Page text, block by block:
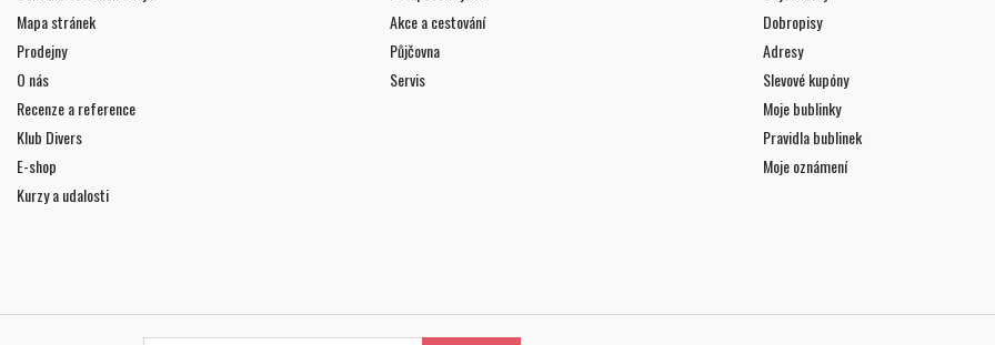
Mapa stránek
Prodejny
O nás
Recenze a reference
Klub Divers
E-shop
Kurzy a udalosti
Akce a cestování
Půjčovna
Servis
Dobropisy
Adresy
Slevové kupóny
Moje bublinky
Pravidla bublinek
Moje oznámení